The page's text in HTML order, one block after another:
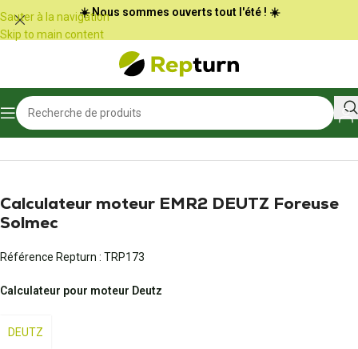
Panneau de gestion des cookies
Sauter à la navigation
Skip to main content
☀️ Nous sommes ouverts tout l'été ! ☀️
Accueil
Calculateur moteur EMR2 DEUTZ Foreuse
Solmec
Référence Repturn : TRP173
Calculateur pour moteur Deutz
DEUTZ